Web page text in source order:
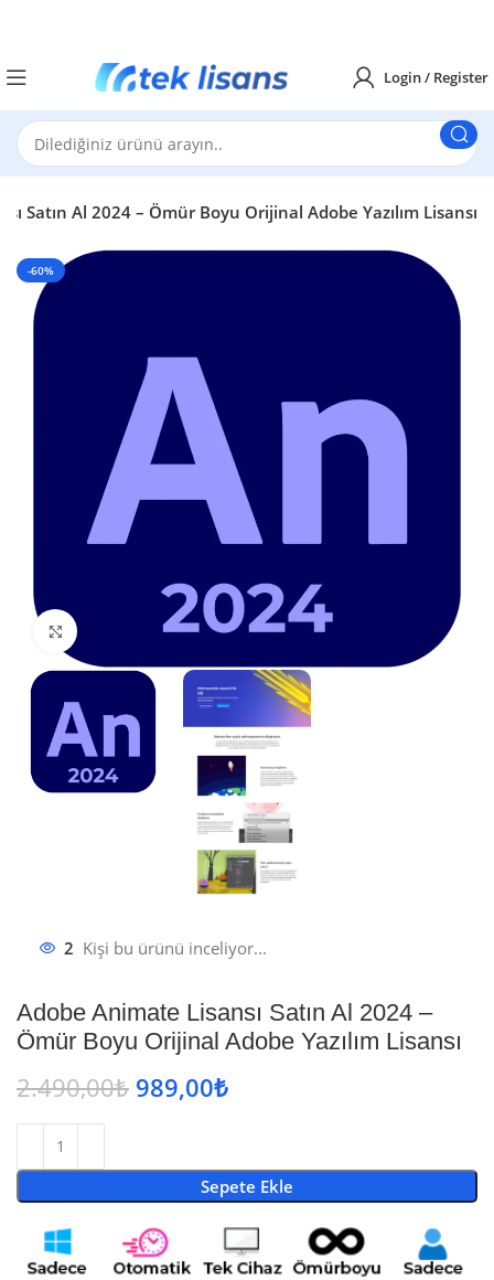
Login / Register
Satın Al 2024 – Ömür Boyu Orijinal Adobe Yazılım Lisansı
-60%
Büyütmek için tıklayın
2 Kişi bu ürünü inceliyor...
Adobe Animate Lisansı Satın Al 2024 –
Ömür Boyu Orijinal Adobe Yazılım Lisansı
2.490,00₺ 989,00₺
Sepete Ekle